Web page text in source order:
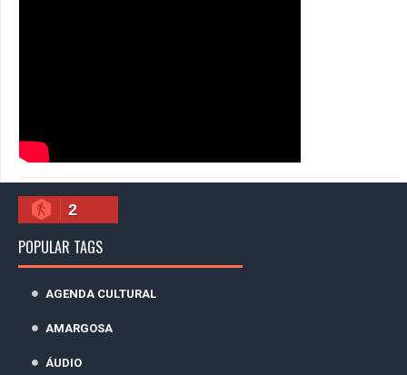
2
POPULAR TAGS
AGENDA CULTURAL
AMARGOSA
ÁUDIO